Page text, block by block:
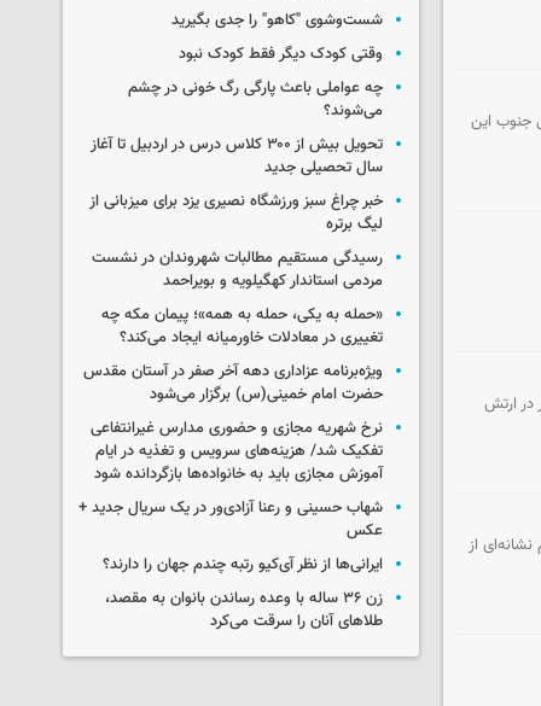
جنوب این
در ارتش
از
شست‌وشوی "کاهو" را جدی بگیرید
وقتی کودک دیگر فقط کودک نبود
چه عواملی باعث پارگی رگ خونی در چشم
می‌شوند؟
تحویل بیش از ۳۰۰ کلاس درس در اردبیل تا آغاز
سال تحصیلی جدید
خبر چراغ سبز ورزشگاه نصیری یزد برای میزبانی از
لیگ برتره
رسیدگی مستقیم مطالبات شهروندان در نشست
مردمی استاندار کهگیلویه و بویراحمد
«حمله به یکی، حمله به همه»؛ پیمان مکه چه
تغییری در معادلات خاورمیانه ایجاد می‌کند؟
ویژه‌برنامه عزاداری دهه آخر صفر در آستان مقدس
حضرت امام خمینی(س) برگزار می‌شود
نرخ شهریه مجازی و حضوری مدارس غیرانتفاعی
تفکیک شد/ هزینه‌های سرویس و تغذیه در ایام
آموزش مجازی باید به خانواده‌ها بازگردانده شود
شهاب حسینی و رعنا آزادی‌ور در یک سریال جدید +
عکس
ایرانی‌ها از نظر آی‌کیو رتبه چندم جهان را دارند؟
زن ۳۶ ساله با وعده رساندن بانوان به مقصد،
طلاهای آنان را سرقت می‌کرد